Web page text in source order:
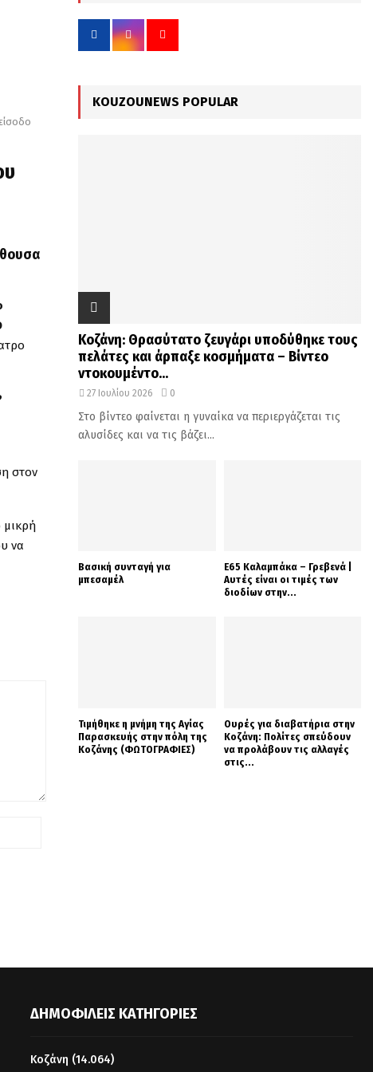
στον
μικρή
να
r
KOUZOUNEWS POPULAR
Κοζάνη: Θρασύτατο ζευγάρι υποδύθηκε τους
πελάτες και άρπαξε κοσμήματα – Βίντεο
ντοκουμέντο...
27 Ιουλίου 2026 0
Στο βίντεο φαίνεται η γυναίκα να περιεργάζεται τις
αλυσίδες και να τις βάζει...
Βασική συνταγή για
μπεσαμέλ
Ε65 Καλαμπάκα – Γρεβενά |
Αυτές είναι οι τιμές των
διοδίων στην...
Τιμήθηκε η μνήμη της Αγίας
Παρασκευής στην πόλη της
Κοζάνης (ΦΩΤΟΓΡΑΦΙΕΣ)
Ουρές για διαβατήρια στην
Κοζάνη: Πολίτες σπεύδουν
να προλάβουν τις αλλαγές
στις...
ΔΗΜΟΦΙΛΕΊΣ ΚΑΤΗΓΟΡΊΕΣ
Κοζάνη (14.064)